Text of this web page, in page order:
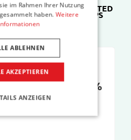
5.0 von 5 Sternen beiTRUSTED
SHOPS
Zweck zu 100%
zu 100%
im Rahmen Ihrer Nutzung
haben. Weitere
AKZEPTIEREN
ABLEHNEN
ANZEIGEN